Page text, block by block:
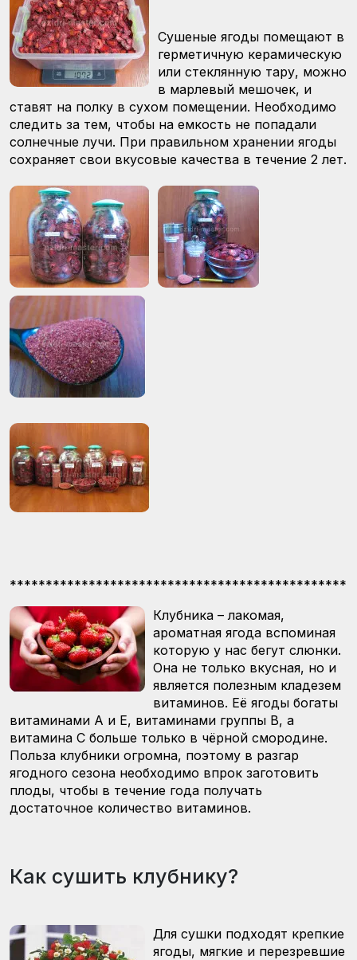
Сушеные ягоды помещают в
герметичную керамическую
или стеклянную тару, можно
в марлевый мешочек, и
ставят на полку в сухом помещении. Необходимо
следить за тем, чтобы на емкость не попадали
солнечные лучи. При правильном хранении ягоды
сохраняет свои вкусовые качества в течение 2 лет.
Клубника – лакомая,
ароматная ягода вспоминая
которую у нас бегут слюнки.
Она не только вкусная, но и
является полезным кладезем
витаминов. Её ягоды богаты
витаминами А и Е, витаминами группы В, а
витамина С больше только в чёрной смородине.
Польза клубники огромна, поэтому в разгар
ягодного сезона необходимо впрок заготовить
плоды, чтобы в течение года получать
достаточное количество витаминов.
Как сушить клубнику?
Для сушки подходят крепкие
ягоды, мягкие и перезревшие